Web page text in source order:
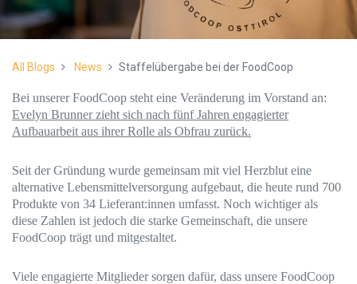
All Blogs News Staffelübergabe bei der FoodCoop
Bei unserer FoodCoop steht eine Veränderung im Vorstand an:
Evelyn Brunner zieht sich nach fünf Jahren engagierter
Aufbauarbeit aus ihrer Rolle als Obfrau zurück.
Seit der Gründung wurde gemeinsam mit viel Herzblut eine
alternative Lebensmittelversorgung aufgebaut, die heute rund 700
Produkte von 34 Lieferant:innen umfasst. Noch wichtiger als
diese Zahlen ist jedoch die starke Gemeinschaft, die unsere
FoodCoop trägt und mitgestaltet.
Viele engagierte Mitglieder sorgen dafür, dass unsere FoodCoop